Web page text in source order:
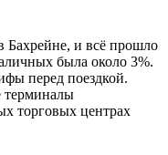
Бахрейне, и всё прошло
была около 3%.
перед поездкой.
терминалы
торговых центрах